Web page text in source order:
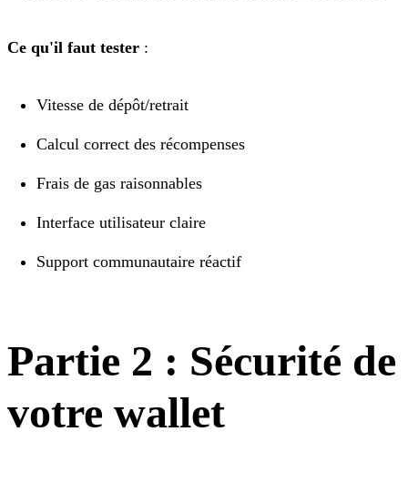
Ce qu'il faut tester :
Vitesse de dépôt/retrait
Calcul correct des récompenses
Frais de gas raisonnables
Interface utilisateur claire
Support communautaire réactif
Partie 2 : Sécurité de
votre wallet